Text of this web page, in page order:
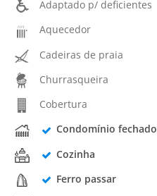
Adaptado p/ deficientes
Aquecedor
Cadeiras de praia
Churrasqueira
Cobertura
Condomínio fechado
Cozinha
Ferro passar